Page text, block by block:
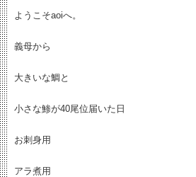
ようこそaoiへ。
義母から
大きいな鯛と
小さな鯵が40尾位届いた日
お刺身用
アラ煮用